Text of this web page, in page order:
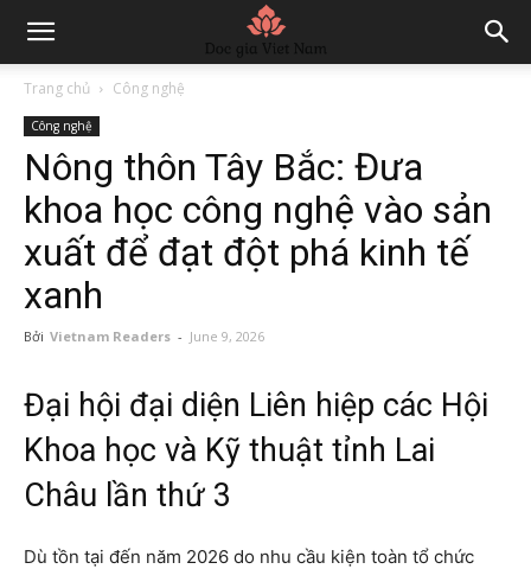
Trang chủ Công nghệ
Công nghệ
Nông thôn Tây Bắc: Đưa
khoa học công nghệ vào sản
xuất để đạt đột phá kinh tế
xanh
Bởi Vietnam Readers - June 9, 2026
Đại hội đại diện Liên hiệp các Hội
Khoa học và Kỹ thuật tỉnh Lai
Châu lần thứ 3
Dù tồn tại đến năm 2026 do nhu cầu kiện toàn tổ chức